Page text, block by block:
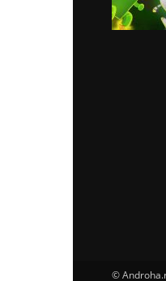
©